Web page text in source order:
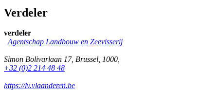
Verdeler
verdeler
Agentschap Landbouw en Zeevisserij
Simon Bolivarlaan 17, Brussel, 1000,
+32 (0)2 214 48 48
https://lv.vlaanderen.be